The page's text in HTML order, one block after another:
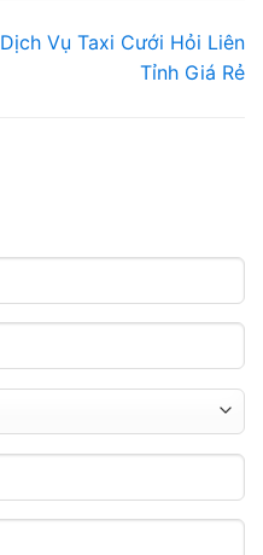
Dịch Vụ Taxi Cưới Hỏi Liên
Tỉnh Giá Rẻ